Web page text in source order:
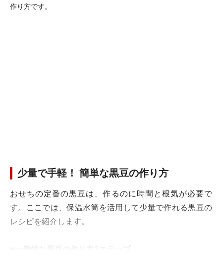
作り方です。
少量で手軽！ 簡単な黒豆の作り方
おせちの定番の黒豆は、作るのに時間と根気が必要で
す。ここでは、保温水筒を活用して少量で作れる黒豆の
レシピを紹介します。